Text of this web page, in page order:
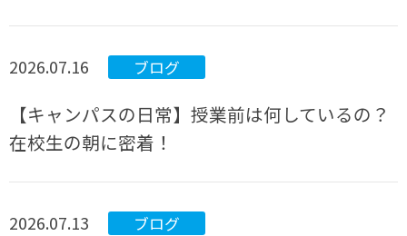
2026.07.16 ブログ
【キャンパスの日常】授業前は何しているの？
在校生の朝に密着！
2026.07.13 ブログ